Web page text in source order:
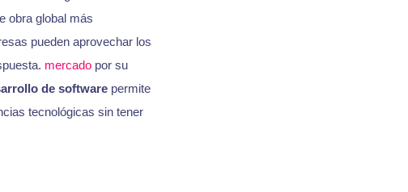
obra global más
pueden aprovechar los
mercadopor su
de softwarepermite
tecnológicas sin tener